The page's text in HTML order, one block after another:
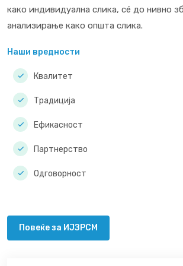
како индивидуална слика, сé до нивно
анализирање како општа слика.
Наши вредности
Квалитет
Традиција
Ефикасност
Партнерство
Одговорност
Повеќе за ИЈЗРСМ